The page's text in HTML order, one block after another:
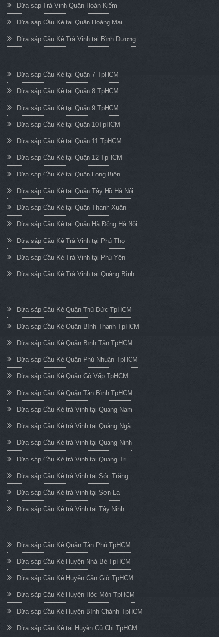
Dừa sáp Trà Vinh Quận Hoàn Kiếm
Dừa sáp Cầu Kè tại Quận Hoàng Mai
Dừa sáp Cầu Kè Trà Vinh tại Bình Dương
Dừa sáp Cầu Kè tại Quận 7 TpHCM
Dừa sáp Cầu Kè tại Quận 8 TpHCM
Dừa sáp Cầu Kè tại Quận 9 TpHCM
Dừa sáp Cầu Kè tại Quận 10TpHCM
Dừa sáp Cầu Kè tại Quận 11 TpHCM
Dừa sáp Cầu Kè tại Quận 12 TpHCM
Dừa sáp Cầu Kè tại Quận Long Biên
Dừa sáp Cầu Kè tại Quận Tây Hồ Hà Nội
Dừa sáp Cầu Kè tại Quận Thanh Xuân
Dừa sáp Cầu Kè tại Quận Hà Đông Hà Nội
Dừa sáp Cầu Kè Trà Vinh tại Phú Thọ
Dừa sáp Cầu Kè Trà Vinh tại Phú Yên
Dừa sáp Cầu Kè Trà Vinh tại Quảng Bình
Dừa sáp Cầu Kè Quận Thủ Đức TpHCM
Dừa sáp Cầu Kè Quận Bình Thạnh TpHCM
Dừa sáp Cầu Kè Quận Bình Tân TpHCM
Dừa sáp Cầu Kè Quận Phú Nhuận TpHCM
Dừa sáp Cầu Kè Quận Gò Vấp TpHCM
Dừa sáp Cầu Kè Quận Tân Bình TpHCM
Dừa sáp Cầu Kè trà Vinh tại Quảng Nam
Dừa sáp Cầu Kè trà Vinh tại Quảng Ngãi
Dừa sáp Cầu Kè trà Vinh tại Quảng Ninh
Dừa sáp Cầu Kè trà Vinh tại Quảng Trị
Dừa sáp Cầu Kè trà Vinh tại Sóc Trăng
Dừa sáp Cầu Kè trà Vinh tại Sơn La
Dừa sáp Cầu Kè trà Vinh tại Tây Ninh
Dừa sáp Cầu Kè Quận Tân Phú TpHCM
Dừa sáp Cầu Kè Huyện Nhà Bè TpHCM
Dừa sáp Cầu Kè Huyện Cần Giờ TpHCM
Dừa sáp Cầu Kè Huyện Hóc Môn TpHCM
Dừa sáp Cầu Kè Huyện Bình Chánh TpHCM
Dừa sáp Cầu Kè tại Huyện Củ Chi TpHCM